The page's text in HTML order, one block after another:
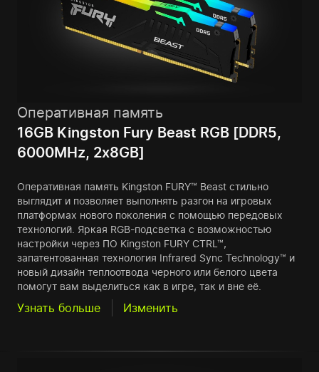
Оперативная память
16GB Kingston Fury Beast RGB [DDR5,
6000MHz, 2x8GB]
Оперативная память Kingston FURY™ Beast стильно
выглядит и позволяет выполнять разгон на игровых
платформах нового поколения с помощью передовых
технологий. Яркая RGB-подсветка с возможностью
настройки через ПО Kingston FURY CTRL™,
запатентованная технология Infrared Sync Technology™ и
новый дизайн теплоотвода черного или белого цвета
помогут вам выделиться как в игре, так и вне её.
Узнать больше Изменить